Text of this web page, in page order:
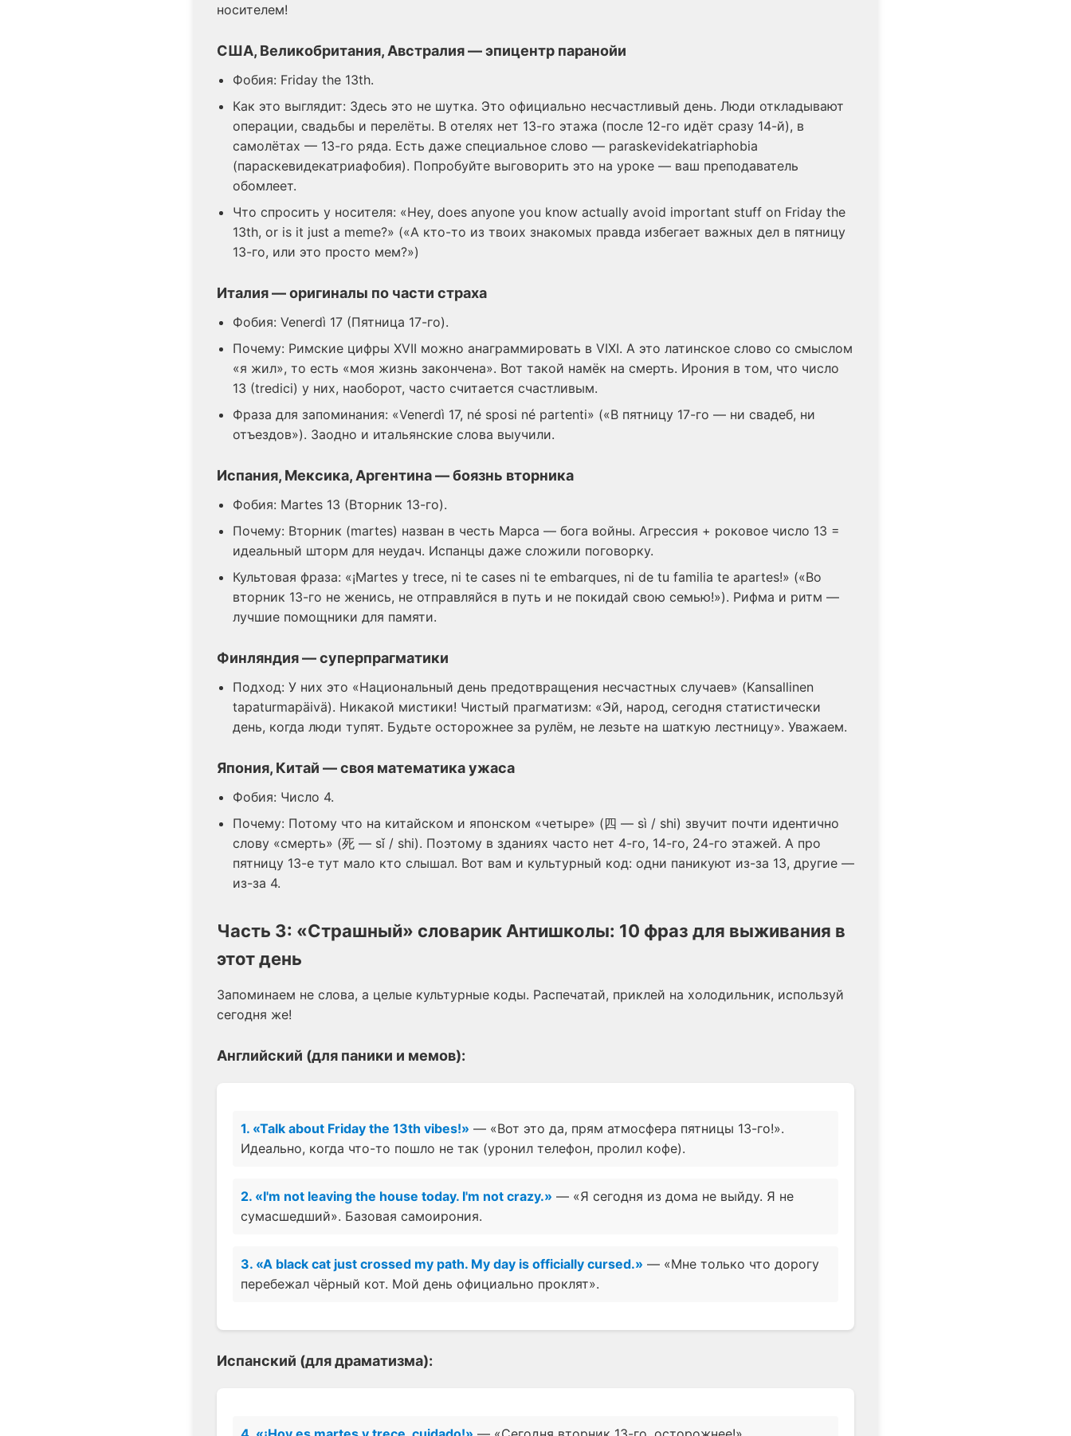
носителем!
США, Великобритания, Австралия — эпицентр паранойи
Фобия: Friday the 13th.
Как это выглядит: Здесь это не шутка. Это официально несчастливый день. Люди откладывают
операции, свадьбы и перелёты. В отелях нет 13-го этажа (после 12-го идёт сразу 14-й), в
самолётах — 13-го ряда. Есть даже специальное слово — paraskevidekatriaphobia
(параскевидекатриафобия). Попробуйте выговорить это на уроке — ваш преподаватель
обомлеет.
Что спросить у носителя: «Hey, does anyone you know actually avoid important stuff on Friday the
13th, or is it just a meme?» («А кто-то из твоих знакомых правда избегает важных дел в пятницу
13-го, или это просто мем?»)
Италия — оригиналы по части страха
Фобия: Venerdì 17 (Пятница 17-го).
Почему: Римские цифры XVII можно анаграммировать в VIXI. А это латинское слово со смыслом
«я жил», то есть «моя жизнь закончена». Вот такой намёк на смерть. Ирония в том, что число
13 (tredici) у них, наоборот, часто считается счастливым.
Фраза для запоминания: «Venerdì 17, né sposi né partenti» («В пятницу 17-го — ни свадеб, ни
отъездов»). Заодно и итальянские слова выучили.
Испания, Мексика, Аргентина — боязнь вторника
Фобия: Martes 13 (Вторник 13-го).
Почему: Вторник (martes) назван в честь Марса — бога войны. Агрессия + роковое число 13 =
идеальный шторм для неудач. Испанцы даже сложили поговорку.
Культовая фраза: «¡Martes y trece, ni te cases ni te embarques, ni de tu familia te apartes!» («Во
вторник 13-го не женись, не отправляйся в путь и не покидай свою семью!»). Рифма и ритм —
лучшие помощники для памяти.
Финляндия — суперпрагматики
Подход: У них это «Национальный день предотвращения несчастных случаев» (Kansallinen
tapaturmapäivä). Никакой мистики! Чистый прагматизм: «Эй, народ, сегодня статистически
день, когда люди тупят. Будьте осторожнее за рулём, не лезьте на шаткую лестницу». Уважаем.
Япония, Китай — своя математика ужаса
Фобия: Число 4.
Почему: Потому что на китайском и японском «четыре» (四 — sì / shi) звучит почти идентично
слову «смерть» (死 — sǐ / shi). Поэтому в зданиях часто нет 4-го, 14-го, 24-го этажей. А про
пятницу 13-е тут мало кто слышал. Вот вам и культурный код: одни паникуют из-за 13, другие —
из-за 4.
Часть 3: «Страшный» словарик Антишколы: 10 фраз для выживания в
этот день
Запоминаем не слова, а целые культурные коды. Распечатай, приклей на холодильник, используй
сегодня же!
Английский (для паники и мемов):
1. «Talk about Friday the 13th vibes!» — «Вот это да, прям атмосфера пятницы 13-го!».
Идеально, когда что-то пошло не так (уронил телефон, пролил кофе).
2. «I'm not leaving the house today. I'm not crazy.» — «Я сегодня из дома не выйду. Я не
сумасшедший». Базовая самоирония.
3. «A black cat just crossed my path. My day is officially cursed.» — «Мне только что дорогу
перебежал чёрный кот. Мой день официально проклят».
Испанский (для драматизма):